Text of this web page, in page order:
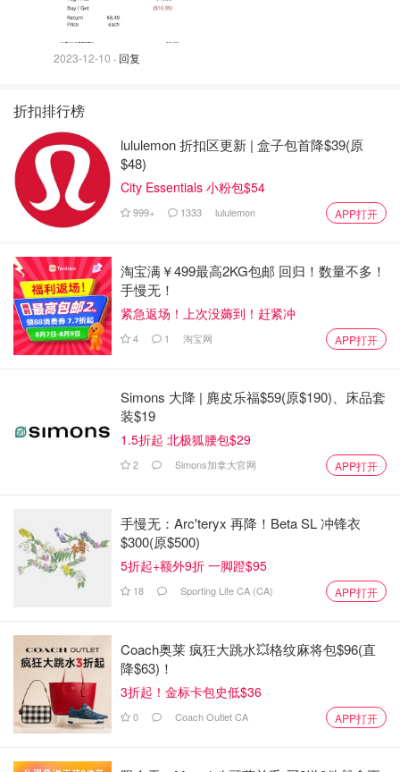
2023-12-10 · 回复
折扣排行榜
lululemon 折扣区更新 | 盒子包首降$39(原
$48)
City Essentials 小粉包$54
999+ 1333 lululemon APP打开
淘宝满￥499最高2KG包邮 回归！数量不多！
手慢无！
紧急返场！上次没薅到！赶紧冲
4 1 淘宝网 APP打开
Simons 大降 | 麂皮乐福$59(原$190)、床品套
装$19
1.5折起 北极狐腰包$29
2 Simons加拿大官网 APP打开
手慢无：Arc'teryx 再降！Beta SL 冲锋衣
$300(原$500)
5折起+额外9折 一脚蹬$95
18 Sporting Life CA (CA) APP打开
Coach奥莱 疯狂大跳水💥格纹麻将包$96(直
降$63)！
3折起！金标卡包史低$36
0 Coach Outlet CA APP打开